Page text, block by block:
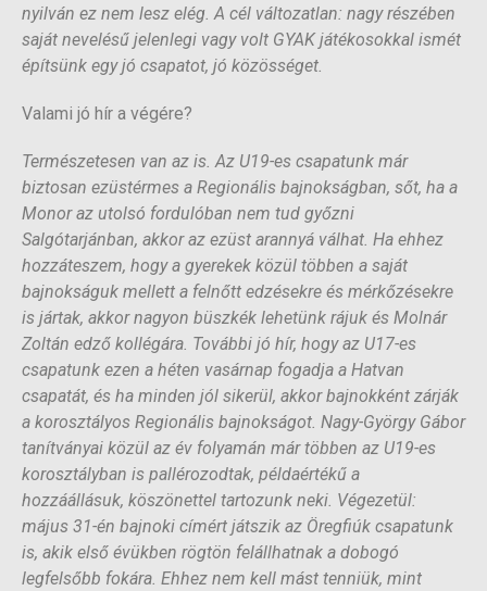
nyilván ez nem lesz elég. A cél változatlan: nagy részében
saját nevelésű jelenlegi vagy volt GYAK játékosokkal ismét
építsünk egy jó csapatot, jó közösséget.
Valami jó hír a végére?
Természetesen van az is. Az U19-es csapatunk már
biztosan ezüstérmes a Regionális bajnokságban, sőt, ha a
Monor az utolsó fordulóban nem tud győzni
Salgótarjánban, akkor az ezüst arannyá válhat. Ha ehhez
hozzáteszem, hogy a gyerekek közül többen a saját
bajnokságuk mellett a felnőtt edzésekre és mérkőzésekre
is jártak, akkor nagyon büszkék lehetünk rájuk és Molnár
Zoltán edző kollégára. További jó hír, hogy az U17-es
csapatunk ezen a héten vasárnap fogadja a Hatvan
csapatát, és ha minden jól sikerül, akkor bajnokként zárják
a korosztályos Regionális bajnokságot. Nagy-György Gábor
tanítványai közül az év folyamán már többen az U19-es
korosztályban is pallérozodtak, példaértékű a
hozzáállásuk, köszönettel tartozunk neki. Végezetül:
május 31-én bajnoki címért játszik az Öregfiúk csapatunk
is, akik első évükben rögtön felállhatnak a dobogó
legfelsőbb fokára. Ehhez nem kell mást tenniük, mint